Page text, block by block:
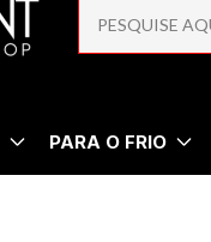
PARA O FRIO